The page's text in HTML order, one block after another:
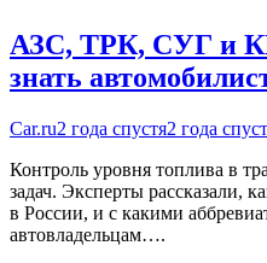
АЗС, ТРК, СУГ и
знать
Car.ru2 года спустя2 года
Контроль уровня топлива в
задач. Эксперты рассказали,
в России, и с какими
автовладельцам….